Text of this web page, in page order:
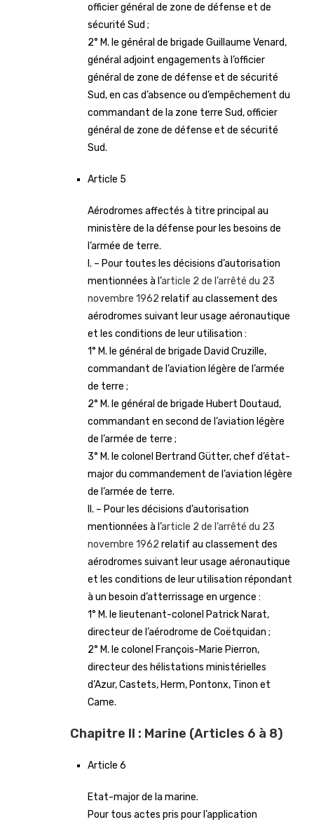
officier général de zone de défense et de
sécurité Sud ;
2° M. le général de brigade Guillaume Venard,
général adjoint engagements à l’officier
général de zone de défense et de sécurité
Sud, en cas d’absence ou d’empêchement du
commandant de la zone terre Sud, officier
général de zone de défense et de sécurité
Sud.
Article 5
Aérodromes affectés à titre principal au
ministère de la défense pour les besoins de
l’armée de terre.
I. – Pour toutes les décisions d’autorisation
mentionnées à l’article 2 de l’arrêté du 23
novembre 1962 relatif au classement des
aérodromes suivant leur usage aéronautique
et les conditions de leur utilisation :
1° M. le général de brigade David Cruzille,
commandant de l’aviation légère de l’armée
de terre ;
2° M. le général de brigade Hubert Doutaud,
commandant en second de l’aviation légère
de l’armée de terre ;
3° M. le colonel Bertrand Gütter, chef d’état-
major du commandement de l’aviation légère
de l’armée de terre.
II. – Pour les décisions d’autorisation
mentionnées à l’article 2 de l’arrêté du 23
novembre 1962 relatif au classement des
aérodromes suivant leur usage aéronautique
et les conditions de leur utilisation répondant
à un besoin d’atterrissage en urgence :
1° M. le lieutenant-colonel Patrick Narat,
directeur de l’aérodrome de Coëtquidan ;
2° M. le colonel François-Marie Pierron,
directeur des hélistations ministérielles
d’Azur, Castets, Herm, Pontonx, Tinon et
Came.
Chapitre II : Marine (Articles 6 à 8)
Article 6
Etat-major de la marine.
Pour tous actes pris pour l’application